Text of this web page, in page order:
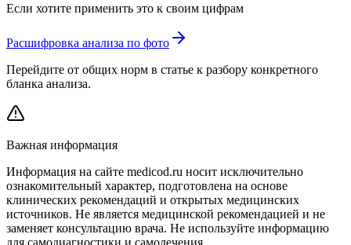
Если хотите применить это к своим цифрам
Расшифровка анализа по фото
Перейдите от общих норм в статье к разбору конкретного
бланка анализа.
Важная информация
Информация на сайте medicod.ru носит исключительно
ознакомительный характер, подготовлена на основе
клинических рекомендаций и открытых медицинских
источников. Не является медицинской рекомендацией и не
заменяет консультацию врача. Не используйте информацию
для самодиагностики и самолечения.